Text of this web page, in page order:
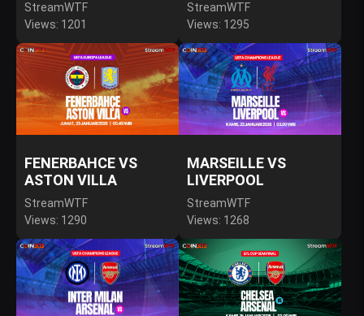
StreamWTF
Views: 1201
StreamWTF
Views: 1295
FENERBAHCE VS
ASTON VILLA
StreamWTF
Views: 1290
MARSEILLE VS
LIVERPOOL
StreamWTF
Views: 1268